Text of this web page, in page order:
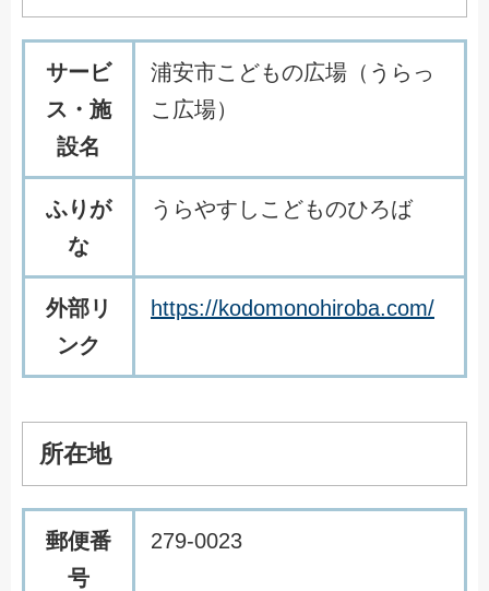
サービ
ス・施
設名
浦安市こどもの広場（うらっ
こ広場）
ふりが
な
うらやすしこどものひろば
外部リ
ンク
https://kodomonohiroba.com/
所在地
郵便番
号
279-0023